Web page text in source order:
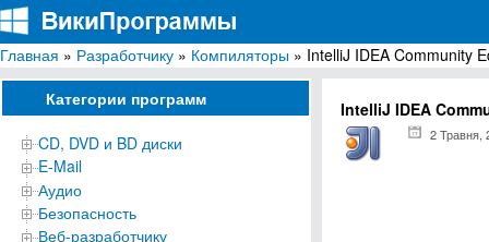
ВикиПрограммы
Энциклопедия бесплатных компьютерных программ для Windows
Главная » Разработчику » Компиляторы » IntelliJ IDEA Community
Категории программ
CD, DVD и BD диски
E-Mail
Аудио
Безопасность
Веб-разработчику
IntelliJ IDEA
2 Травня,